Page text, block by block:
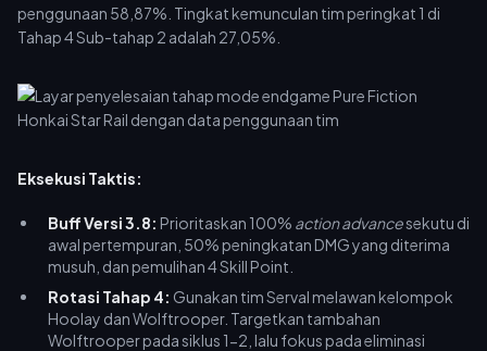
penggunaan 58,87%. Tingkat kemunculan tim peringkat 1 di
Tahap 4 Sub-tahap 2 adalah 27,05%.
Eksekusi Taktis:
Buff Versi 3.8: Prioritaskan 100% action advancesekutu di
awal pertempuran, 50% peningkatan DMG yang diterima
musuh, dan pemulihan 4 Skill Point.
Rotasi Tahap 4: Gunakan tim Serval melawan kelompok
Hoolay dan Wolftrooper. Targetkan tambahan
Wolftrooper pada siklus 1-2, lalu fokus pada eliminasi